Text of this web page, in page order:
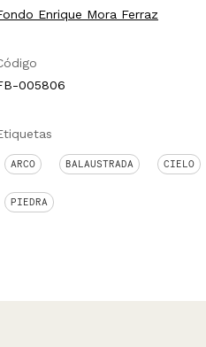
Enrique Mora Ferraz
005806
ARCO BALAUSTRADA CIELO
PIEDRA